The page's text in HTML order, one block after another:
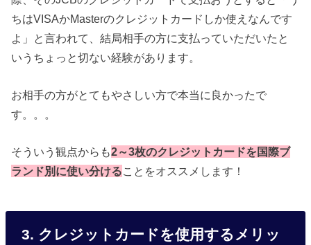
ちはVISAかMasterのクレジットカードしか使えなんです
よ」と言われて、結局相手の方に支払っていただいたと
いうちょっと切ない経験があります。
お相手の方がとてもやさしい方で本当に良かったで
す。。。
そういう観点からも2～3枚のクレジットカードを国際ブ
ランド別に使い分けることをオススメします！
3. クレジットカードを使用するメリッ